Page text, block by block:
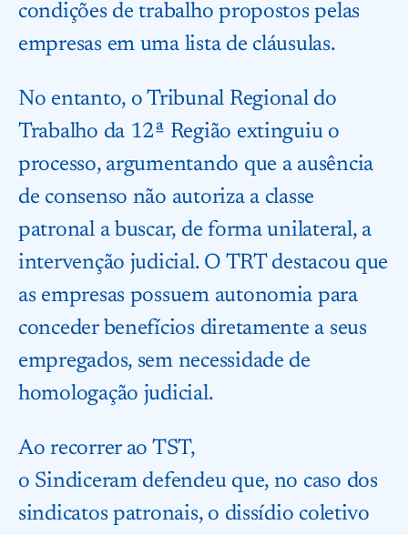
condições de trabalho propostos pelas
empresas em uma lista de cláusulas.
No entanto, o Tribunal Regional do
Trabalho da 12ª Região extinguiu o
processo, argumentando que a ausência
de consenso não autoriza a classe
patronal a buscar, de forma unilateral, a
intervenção judicial. O TRT destacou que
as empresas possuem autonomia para
conceder benefícios diretamente a seus
empregados, sem necessidade de
homologação judicial.
Ao recorrer ao TST,
o Sindiceram defendeu que, no caso dos
sindicatos patronais, o dissídio coletivo